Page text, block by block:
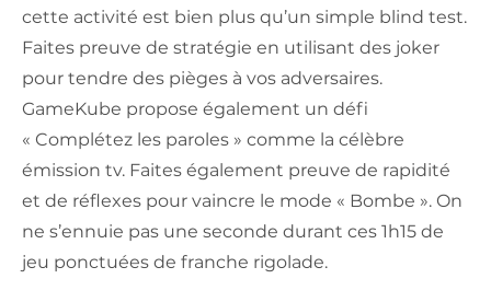
cette activité est bien plus qu’un simple blind test.
Faites preuve de stratégie en utilisant des joker
pour tendre des pièges à vos adversaires.
GameKube propose également un défi
« Complétez les paroles » comme la célèbre
émission tv. Faites également preuve de rapidité
et de réflexes pour vaincre le mode « Bombe ». On
ne s’ennuie pas une seconde durant ces 1h15 de
jeu ponctuées de franche rigolade.